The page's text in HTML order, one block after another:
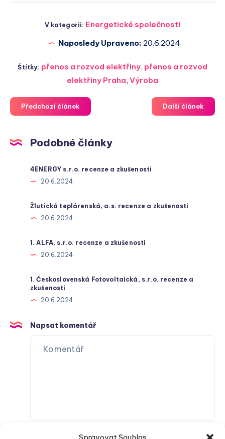
V kategorii: Energetické společnosti
Naposledy Upraveno: 20.6.2024
Štítky: přenos a rozvod elektřiny, přenos a rozvod
elektřiny Praha, Výroba
Předchozí článek Další článek
Podobné články
4ENERGY s.r.o. recenze a zkušenosti
20.6.2024
Žlutická teplárenská, a.s. recenze a zkušenosti
20.6.2024
1. ALFA, s.r.o. recenze a zkušenosti
20.6.2024
1. Československá Fotovoltaická, s.r.o. recenze a
zkušenosti
20.6.2024
Napsat komentář